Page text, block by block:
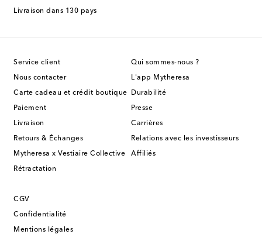
Livraison dans 130 pays
Service client
Nous contacter
Carte cadeau et crédit boutique
Paiement
Livraison
Retours & Échanges
Mytheresa x Vestiaire Collective
Rétractation
Qui sommes-nous ?
L'app Mytheresa
Durabilité
Presse
Carrières
Relations avec les investisseurs
Affiliés
CGV
Confidentialité
Mentions légales